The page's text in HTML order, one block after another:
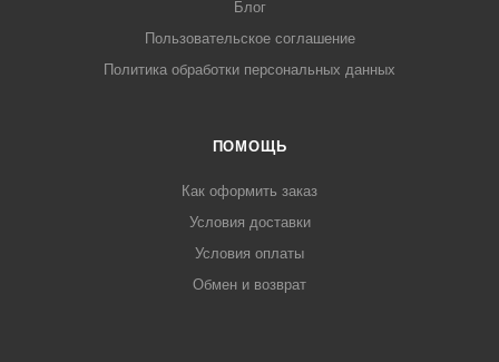
Блог
Пользовательское соглашение
Политика обработки персональных данных
ПОМОЩЬ
Как оформить заказ
Условия доставки
Условия оплаты
Обмен и возврат